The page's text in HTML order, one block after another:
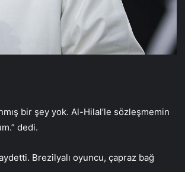
bir şey yok. Al-Hilal’le sözleşmemin
dedi.
Brezilyalı oyuncu, çapraz bağ